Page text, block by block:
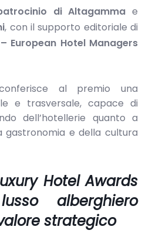
di Altagamma e
, con il supporto editoriale di
– European Hotel Managers
al premio una
e trasversale, capace di
dell’hotellerie quanto a
gastronomia e della cultura
Hotel Awards
alberghiero
strategico